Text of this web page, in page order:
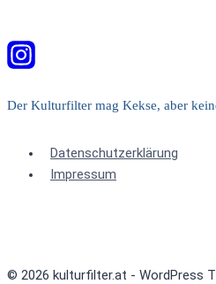
Der Kulturfilter mag Kekse, aber
Datenschutzerklärung
Impressum
© 2026 kulturfilter.at - WordPress